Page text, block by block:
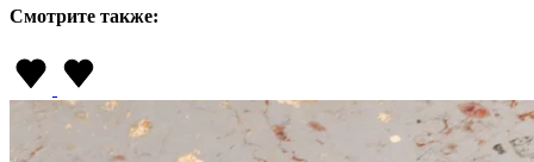
Смотрите также: